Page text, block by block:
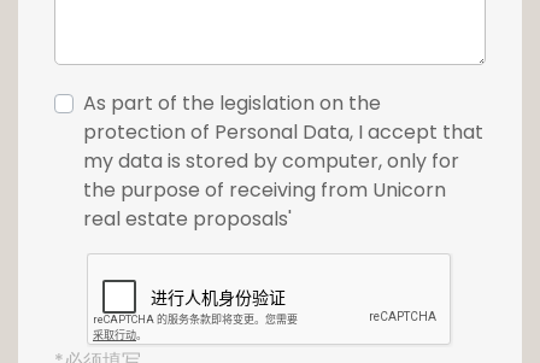
As part of the legislation on the
protection of Personal Data, I accept that
my data is stored by computer, only for
the purpose of receiving from Unicorn
real estate proposals'